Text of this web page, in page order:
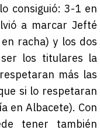
consiguió: 3-1 en
a marcar Jefté
racha) y los dos
los titulares la
más las
si lo respetaran
en Albacete). Con
tener también